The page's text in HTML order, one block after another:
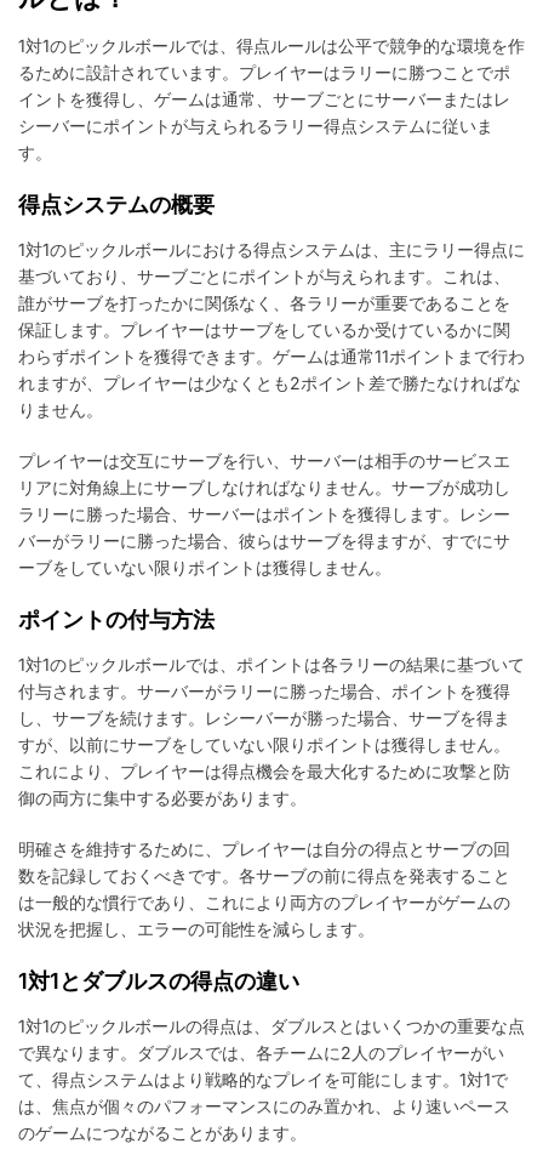
修
正、
ル
ー
ル
1対1のピックルボールでは、得点ルールは公平で競争的な環境を作
るために設計されています。プレイヤーはラリーに勝つことでポ
イントを獲得し、ゲームは通常、サーブごとにサーバーまたはレ
シーバーにポイントが与えられるラリー得点システムに従いま
す。
得点システムの概要
1対1のピックルボールにおける得点システムは、主にラリー得点に
基づいており、サーブごとにポイントが与えられます。これは、
誰がサーブを打ったかに関係なく、各ラリーが重要であることを
保証します。プレイヤーはサーブをしているか受けているかに関
わらずポイントを獲得できます。ゲームは通常11ポイントまで行わ
れますが、プレイヤーは少なくとも2ポイント差で勝たなければな
りません。
プレイヤーは交互にサーブを行い、サーバーは相手のサービスエ
リアに対角線上にサーブしなければなりません。サーブが成功し
ラリーに勝った場合、サーバーはポイントを獲得します。レシー
バーがラリーに勝った場合、彼らはサーブを得ますが、すでにサ
ーブをしていない限りポイントは獲得しません。
ポイントの付与方法
1対1のピックルボールでは、ポイントは各ラリーの結果に基づいて
付与されます。サーバーがラリーに勝った場合、ポイントを獲得
し、サーブを続けます。レシーバーが勝った場合、サーブを得ま
すが、以前にサーブをしていない限りポイントは獲得しません。
これにより、プレイヤーは得点機会を最大化するために攻撃と防
御の両方に集中する必要があります。
明確さを維持するために、プレイヤーは自分の得点とサーブの回
数を記録しておくべきです。各サーブの前に得点を発表すること
は一般的な慣行であり、これにより両方のプレイヤーがゲームの
状況を把握し、エラーの可能性を減らします。
1対1とダブルスの得点の違い
1対1のピックルボールの得点は、ダブルスとはいくつかの重要な点
で異なります。ダブルスでは、各チームに2人のプレイヤーがい
て、得点システムはより戦略的なプレイを可能にします。1対1で
は、焦点が個々のパフォーマンスにのみ置かれ、より速いペース
のゲームにつながることがあります。